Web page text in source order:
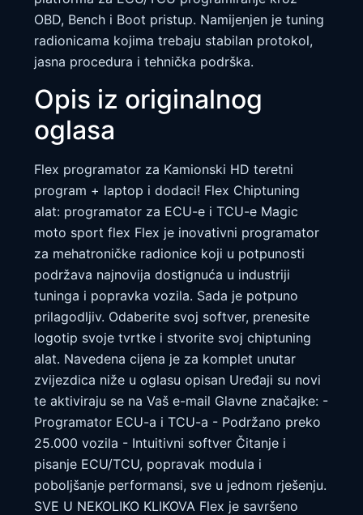
OBD, Bench i Boot pristup. Namijenjen je tuning
radionicama kojima trebaju stabilan protokol,
jasna procedura i tehnička podrška.
Opis iz originalnog
oglasa
Flex programator za Kamionski HD teretni
program + laptop i dodaci! Flex Chiptuning
alat: programator za ECU-e i TCU-e Magic
moto sport flex Flex je inovativni programator
za mehatroničke radionice koji u potpunosti
podržava najnovija dostignuća u industriji
tuninga i popravka vozila. Sada je potpuno
prilagodljiv. Odaberite svoj softver, prenesite
logotip svoje tvrtke i stvorite svoj chiptuning
alat. Navedena cijena je za komplet unutar
zvijezdica niže u oglasu opisan Uređaji su novi
te aktiviraju se na Vaš e-mail Glavne značajke: -
Programator ECU-a i TCU-a - Podržano preko
25.000 vozila - Intuitivni softver Čitanje i
pisanje ECU/TCU, popravak modula i
poboljšanje performansi, sve u jednom rješenju.
SVE U NEKOLIKO KLIKOVA Flex je savršeno